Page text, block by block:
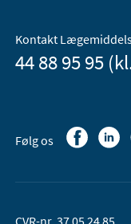
Kontakt
44 88 95 95
Følg os